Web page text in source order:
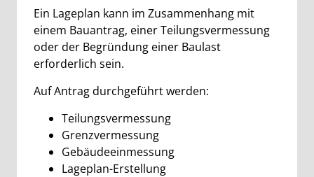
Ein Lageplan kann im Zusammenhang mit
einem Bauantrag, einer Teilungsvermessung
oder der Begründung einer Baulast
erforderlich sein.
Auf Antrag durchgeführt werden:
Teilungsvermessung
Grenzvermessung
Gebäudeeinmessung
Lageplan-Erstellung